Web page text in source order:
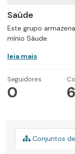
Saúde
Este grupo
mínio Sáude.
leia mais
Seguidores
0
Conjuntos